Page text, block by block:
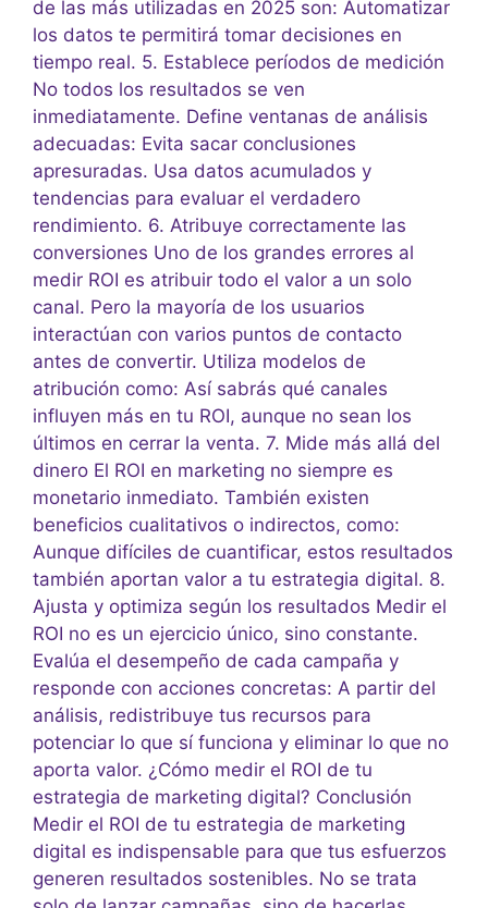
de las más utilizadas en 2025 son: Automatizar
los datos te permitirá tomar decisiones en
tiempo real. 5. Establece períodos de medición
No todos los resultados se ven
inmediatamente. Define ventanas de análisis
adecuadas: Evita sacar conclusiones
apresuradas. Usa datos acumulados y
tendencias para evaluar el verdadero
rendimiento. 6. Atribuye correctamente las
conversiones Uno de los grandes errores al
medir ROI es atribuir todo el valor a un solo
canal. Pero la mayoría de los usuarios
interactúan con varios puntos de contacto
antes de convertir. Utiliza modelos de
atribución como: Así sabrás qué canales
influyen más en tu ROI, aunque no sean los
últimos en cerrar la venta. 7. Mide más allá del
dinero El ROI en marketing no siempre es
monetario inmediato. También existen
beneficios cualitativos o indirectos, como:
Aunque difíciles de cuantificar, estos resultados
también aportan valor a tu estrategia digital. 8.
Ajusta y optimiza según los resultados Medir el
ROI no es un ejercicio único, sino constante.
Evalúa el desempeño de cada campaña y
responde con acciones concretas: A partir del
análisis, redistribuye tus recursos para
potenciar lo que sí funciona y eliminar lo que no
aporta valor. ¿Cómo medir el ROI de tu
estrategia de marketing digital? Conclusión
Medir el ROI de tu estrategia de marketing
digital es indispensable para que tus esfuerzos
generen resultados sostenibles. No se trata